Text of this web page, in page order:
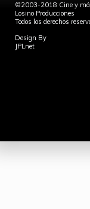
©2003-2018 Cine y
Losino Producciones
Todos los derechos
Design By
JPLnet